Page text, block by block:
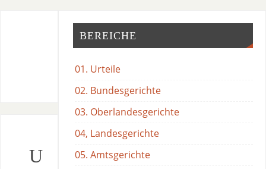
U
BEREICHE
01. Urteile
02. Bundesgerichte
03. Oberlandesgerichte
04, Landesgerichte
05. Amtsgerichte